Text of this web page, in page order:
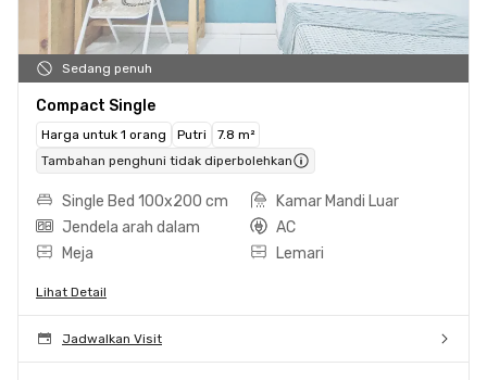
Sedang penuh
Compact Single
Harga untuk 1 orang Putri
7.8 m²
Tambahan penghuni tidak diperbolehkan
Single Bed 100x200 cm
Kamar Mandi Luar
Jendela arah dalam
AC
Meja
Lemari
Lihat Detail
Jadwalkan Visit